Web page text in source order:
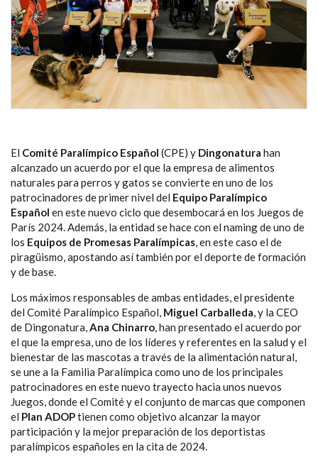
El Comité Paralímpico Español (CPE) y Dingonatura han
alcanzado un acuerdo por el que la empresa de alimentos
naturales para perros y gatos se convierte en uno de los
patrocinadores de primer nivel del Equipo Paralímpico
Español en este nuevo ciclo que desembocará en los Juegos de
París 2024. Además, la entidad se hace con el naming de uno de
los Equipos de Promesas Paralímpicas, en este caso el de
piragüismo, apostando así también por el deporte de formación
y de base.
Los máximos responsables de ambas entidades, el presidente
del Comité Paralímpico Español, Miguel Carballeda, y la CEO
de Dingonatura,Ana Chinarro, han presentado el acuerdo por
el que la empresa, uno de los líderes y referentes en la salud y el
bienestar de las mascotas a través de la alimentación natural,
se une a la Familia Paralímpica como uno de los principales
patrocinadores en este nuevo trayecto hacia unos nuevos
Juegos, donde el Comité y el conjunto de marcas que componen
el Plan ADOPtienen como objetivo alcanzar la mayor
participación y la mejor preparación de los deportistas
paralímpicos españoles en la cita de 2024.